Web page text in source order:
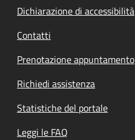
Dichiarazione di accessibilità
Contatti
Prenotazione appuntamento
Richiedi assistenza
Statistiche del portale
Leggi le FAQ